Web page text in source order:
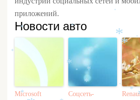
приложений.
Новости авто
Microsoft
Соцсеть-
*
*
*
*
*
*
*
*
*
*
*